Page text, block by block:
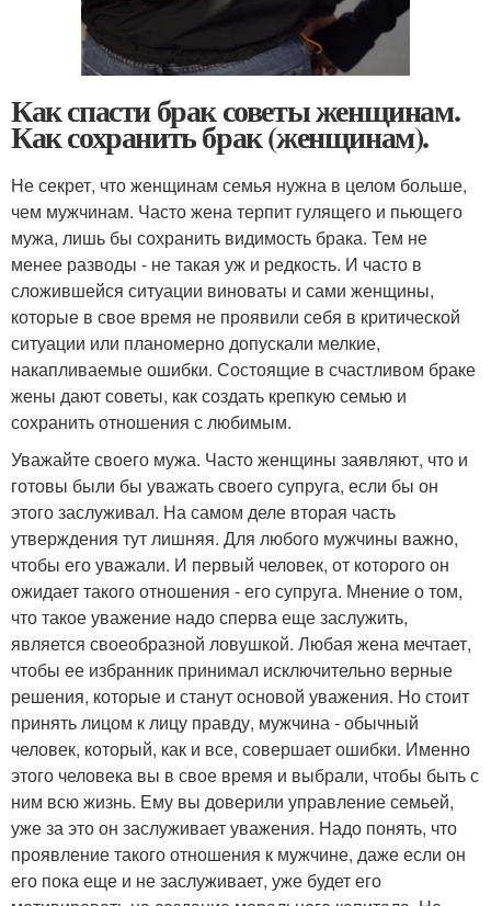
Как спасти брак советы женщинам.
Как сохранить брак (женщинам).
Не секрет, что женщинам семья нужна в целом больше,
чем мужчинам. Часто жена терпит гулящего и пьющего
мужа, лишь бы сохранить видимость брака. Тем не
менее разводы - не такая уж и редкость. И часто в
сложившейся ситуации виноваты и сами женщины,
которые в свое время не проявили себя в критической
ситуации или планомерно допускали мелкие,
накапливаемые ошибки. Состоящие в счастливом браке
жены дают советы, как создать крепкую семью и
сохранить отношения с любимым.
Уважайте своего мужа. Часто женщины заявляют, что и
готовы были бы уважать своего супруга, если бы он
этого заслуживал. На самом деле вторая часть
утверждения тут лишняя. Для любого мужчины важно,
чтобы его уважали. И первый человек, от которого он
ожидает такого отношения - его супруга. Мнение о том,
что такое уважение надо сперва еще заслужить,
является своеобразной ловушкой. Любая жена мечтает,
чтобы ее избранник принимал исключительно верные
решения, которые и станут основой уважения. Но стоит
принять лицом к лицу правду, мужчина - обычный
человек, который, как и все, совершает ошибки. Именно
этого человека вы в свое время и выбрали, чтобы быть с
ним всю жизнь. Ему вы доверили управление семьей,
уже за это он заслуживает уважения. Надо понять, что
проявление такого отношения к мужчине, даже если он
его пока еще и не заслуживает, уже будет его